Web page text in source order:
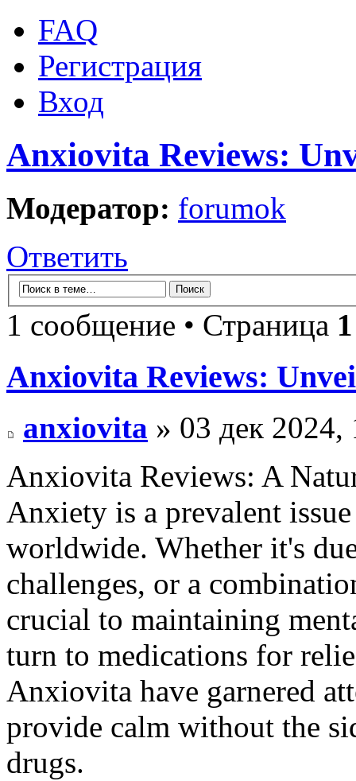
FAQ
Регистрация
Вход
Anxiovita Reviews:
Модератор: forumok
Ответить
1 сообщение • Страница 1
Anxiovita Reviews:
anxiovita » 03 дек 2024,
Anxiovita Reviews: A
Anxiety is a prevalent
worldwide. Whether it's
challenges, or a
crucial to maintaining
turn to medications for
Anxiovita have garnered
provide calm without the
drugs.